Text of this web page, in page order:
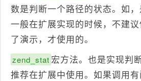
数是判断一个路径的状态。如，
一般在扩展实现的时候，不建
了演示，才使用的。
zend_stat 宏方法。也是实现判
推荐在扩展中使用。如果调用有